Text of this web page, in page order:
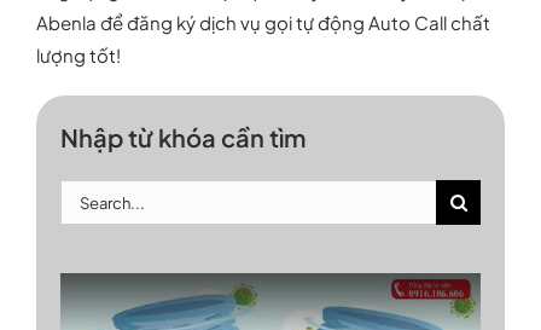
Abenla để đăng ký dịch vụ gọi tự động Auto Call chất
lượng tốt!
Nhập từ khóa cần tìm
Search
for: